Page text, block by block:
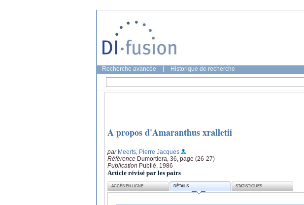
Recherche avancée Historique de recherche
A propos d'Amaranthus xralletii
par Meerts, Pierre Jacques
Référence Dumortiera, 36, page (26-27)
Publication Publié, 1986
Article révisé par les pairs
ACCÈS EN LIGNE DÉTAILS STATISTIQUES